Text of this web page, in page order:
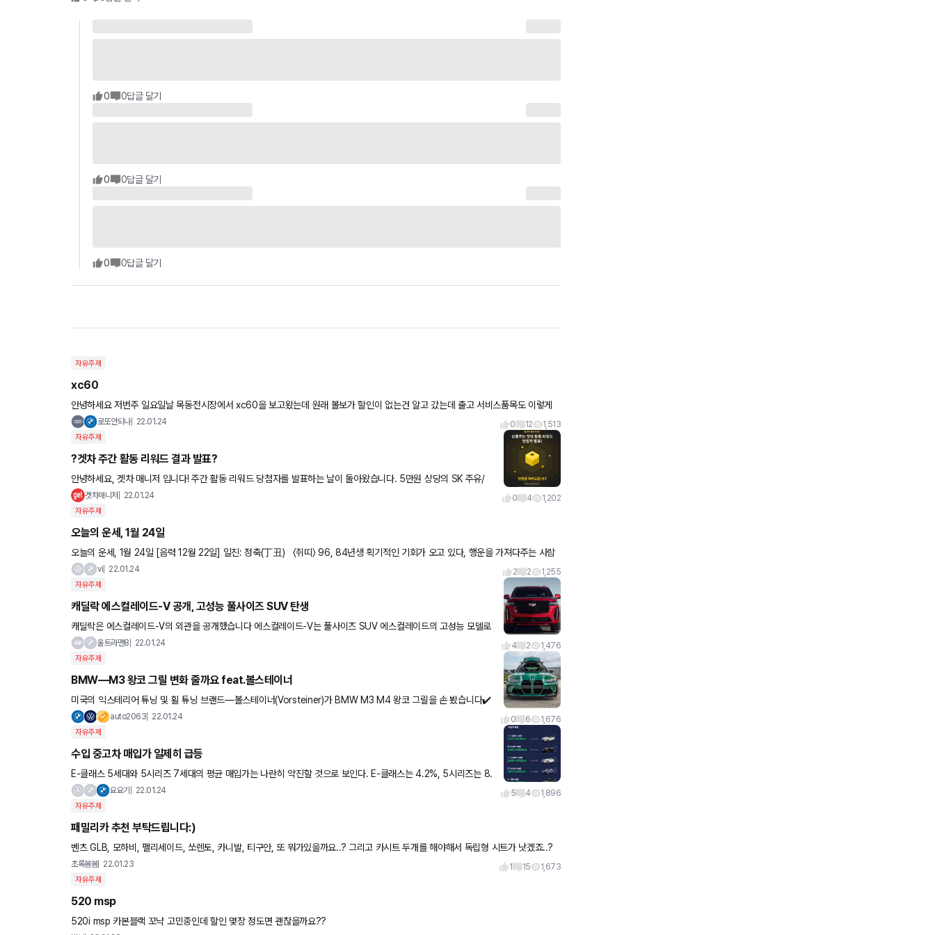
0 0답글 달기
0 0답글 달기
0 0답글 달기
자유주제
xc60
안녕하세요 저번주 일요일날 목동전시장에서 xc60을 보고왔는데 원래 볼보가 할인이 없는건 알고 갔는데 출고 서비스품목도 이렇게
적나해서 여쭤 봅니다 딜러수당이 100만원이라고 80만원 선에서 해주신
로또안되나 22.01.24 0 12 1,513
자유주제
?겟차 주간 활동 리워드 결과 발표?
안녕하세요, 겟차 매니저 입니다! 주간 활동 리워드 당첨자를 발표하는 날이 돌아왔습니다. 5만원 상당의 SK 주유/
이마트 상품권부터 스타벅스 아메리카노 쿠폰 등 푸짐한 선물 받아가실 회원님은 과연
겟차매니저 22.01.24 0 4 1,202
자유주제
오늘의 운세, 1월 24일
오늘의 운세, 1월 24일 [음력 12월 22일] 일진: 정축(丁丑) 〈쥐띠〉 96, 84년생 획기적인 기회가 오고 있다, 행운을 가져다주는 사람
이 가까이에 있다. 72년생 작은 것에도 감사
vi 22.01.24 2 2 1,255
자유주제
캐딜락 에스컬레이드-V 공개, 고성능 풀사이즈 SUV 탄생
캐딜락은 에스컬레이드-V의 외관을 공개했습니다 에스컬레이드-V는 풀사이즈 SUV 에스컬레이드의 고성능 모델로
V시리즈 전용 전면부 그릴과 엠블럼 등 외관 디자인을 적용, 스포츠 및 스포츠 플래티넘
울트라맨8 22.01.24 4 2 1,476
자유주제
BMW—M3 왕코 그릴 변화 줄까요 feat.볼스테이너
미국의 익스테리어 튜닝 및 휠 튜닝 브랜드—볼스테이너(Vorsteiner)가 BMW M3 M4 왕코 그릴을 손 봤습니다✔️
문제의 그릴 중간에 큰 센터바 즉 막대기로 구분을 넣었는데 좀 더 전통적
auto2063 22.01.24 0 6 1,676
자유주제
수입 중고차 매입가 일제히 급등
E-클래스 5세대와 5시리즈 7세대의 평균 매입가는 나란히 약진할 것으로 보인다. E-클래스는 4.2%, 5시리즈는 8.
요요기 22.01.24 5 4 1,896
자유주제
패밀리카 추천 부탁드립니다:)
벤츠 GLB, 모하비, 펠리세이드, 쏘렌토, 카니발, 티구안, 또 뭐가있을까요..? 그리고 카시트 두개를 해야해서 독립형 시트가 낫겠죠..?
초록봄봄 22.01.23 1 15 1,673
자유주제
520 msp
520i msp 카본블랙 꼬냑 고민중인데 할인 몇장 정도면 괜찮을까요??